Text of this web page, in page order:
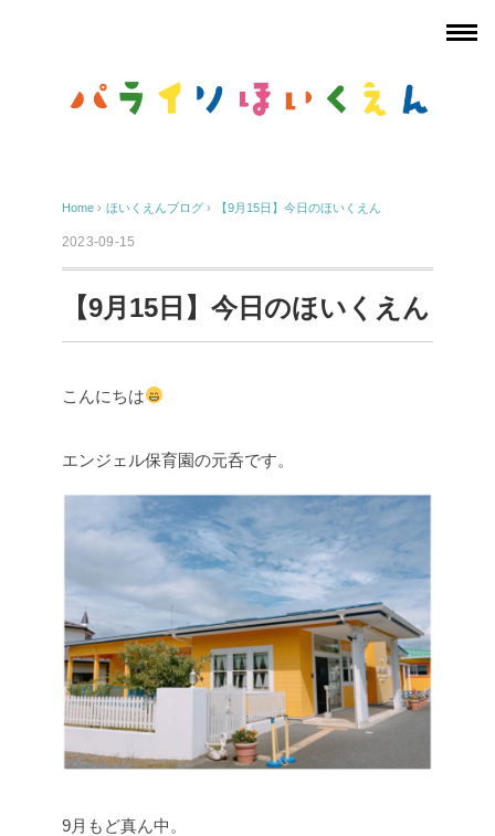
Home › ほいくえんブログ › 【9月15日】今日のほいくえん
2023-09-15
【9月15日】今日のほいくえん
こんにちは
エンジェル保育園の元呑です。
9月もど真ん中。